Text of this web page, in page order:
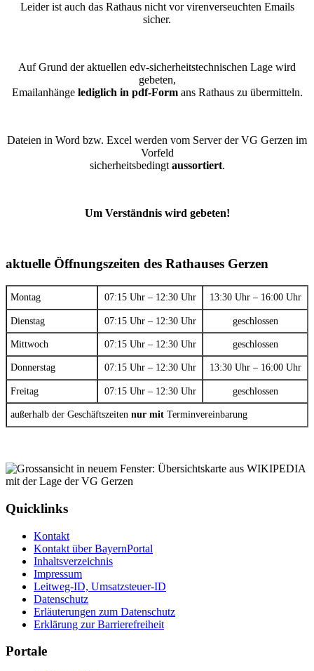
Leider ist auch das Rathaus nicht vor virenverseuchten Emails
sicher.
Auf Grund der aktuellen edv-sicherheitstechnischen Lage wird
gebeten,
Emailanhänge lediglich in pdf-Formans Rathaus zu übermitteln.
Dateien in Word bzw. Excel werden vom Server der VG Gerzen im
Vorfeld
sicherheitsbedingt aussortiert.
Um Verständnis wird gebeten!
aktuelle Öffnungszeiten des Rathauses Gerzen
Montag 07:15 Uhr – 12:30 Uhr 13:30 Uhr – 16:00 Uhr
Dienstag 07:15 Uhr – 12:30 Uhr geschlossen
Mittwoch 07:15 Uhr – 12:30 Uhr geschlossen
Donnerstag 07:15 Uhr – 12:30 Uhr 13:30 Uhr – 16:00 Uhr
Freitag 07:15 Uhr – 12:30 Uhr geschlossen
außerhalb der Geschäftszeiten nur mit Terminvereinbarung
Quicklinks
Kontakt
Kontakt über BayernPortal
Inhaltsverzeichnis
Impressum
Leitweg-ID, Umsatzsteuer-ID
Datenschutz
Erläuterungen zum Datenschutz
Erklärung zur Barrierefreiheit
Portale